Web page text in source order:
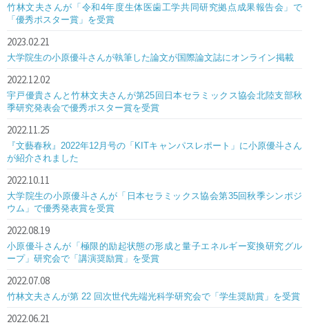
竹林文夫さんが「令和4年度生体医歯工学共同研究拠点成果報告会」で
「優秀ポスター賞」を受賞
2023.02.21
大学院生の小原優斗さんが執筆した論文が国際論文誌にオンライン掲載
2022.12.02
宇戸優貴さんと竹林文夫さんが第25回日本セラミックス協会北陸支部秋
季研究発表会で優秀ポスター賞を受賞
2022.11.25
『文藝春秋』2022年12月号の「KITキャンパスレポート」に小原優斗さん
が紹介されました
2022.10.11
大学院生の小原優斗さんが「日本セラミックス協会第35回秋季シンポジ
ウム」で優秀発表賞を受賞
2022.08.19
小原優斗さんが「極限的励起状態の形成と量子エネルギー変換研究グル
ープ」研究会で「講演奨励賞」を受賞
2022.07.08
竹林文夫さんが第 22 回次世代先端光科学研究会で「学生奨励賞」を受賞
2022.06.21